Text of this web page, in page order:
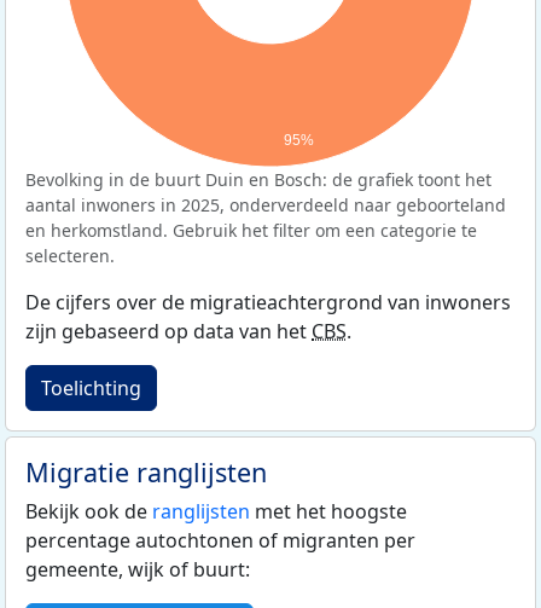
95%
Bevolking in de buurt Duin en Bosch: de grafiek toont het
aantal inwoners in 2025, onderverdeeld naar geboorteland
en herkomstland. Gebruik het filter om een categorie te
selecteren.
De cijfers over de migratieachtergrond van inwoners
zijn gebaseerd op data van het CBS.
Toelichting
Migratie ranglijsten
Bekijk ook de ranglijsten met het hoogste
percentage autochtonen of migranten per
gemeente, wijk of buurt: